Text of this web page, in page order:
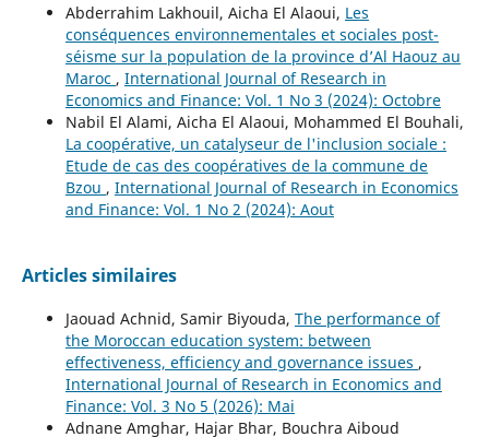
Abderrahim Lakhouil, Aicha El Alaoui, Les
conséquences environnementales et sociales post-
séisme sur la population de la province d’Al Haouz au
Maroc , International Journal of Research in
Economics and Finance: Vol. 1 No 3 (2024): Octobre
Nabil El Alami, Aicha El Alaoui, Mohammed El Bouhali,
La coopérative, un catalyseur de l'inclusion sociale :
Etude de cas des coopératives de la commune de
Bzou , International Journal of Research in Economics
and Finance: Vol. 1 No 2 (2024): Aout
Articles similaires
Jaouad Achnid, Samir Biyouda, The performance of
the Moroccan education system: between
effectiveness, efficiency and governance issues ,
International Journal of Research in Economics and
Finance: Vol. 3 No 5 (2026): Mai
Adnane Amghar, Hajar Bhar, Bouchra Aiboud